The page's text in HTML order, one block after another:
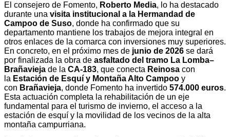
El consejero de Fomento, Roberto Media, lo ha destacado
durante una visita institucional a la Hermandad de
Campoo de Suso, donde ha confirmado que su
departamento mantiene los trabajos de mejora integral en
otros enlaces de la comarca con inversiones muy superiores.
En concreto, en el próximo mes de junio de 2026 se dará
por finalizada la obra de asfaltado del tramo La Lomba–
Brañavieja de la CA‑183, que conecta Reinosa con
la Estación de Esquí y Montaña Alto Campoo y
con Brañavieja, donde Fomento ha invertido 574.000 euros.
Esta actuación completa la rehabilitación de un eje
fundamental para el turismo de invierno, el acceso a la
estación de esquí y la movilidad de los vecinos de la alta
montaña campurriana.